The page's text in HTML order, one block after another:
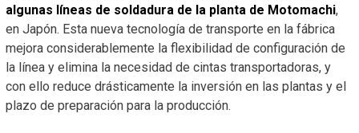
algunas líneas de soldadura de la planta de Motomachi,
en Japón. Esta nueva tecnología de transporte en la fábrica
mejora considerablemente la flexibilidad de configuración de
la línea y elimina la necesidad de cintas transportadoras, y
con ello reduce drásticamente la inversión en las plantas y el
plazo de preparación para la producción.